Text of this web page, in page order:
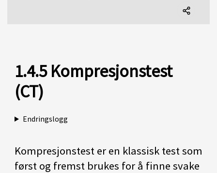
1.4.5 Kompresjonstest
(CT)
Endringslogg
Kompresjonstest er en klassisk test som
først og fremst brukes for å finne svake